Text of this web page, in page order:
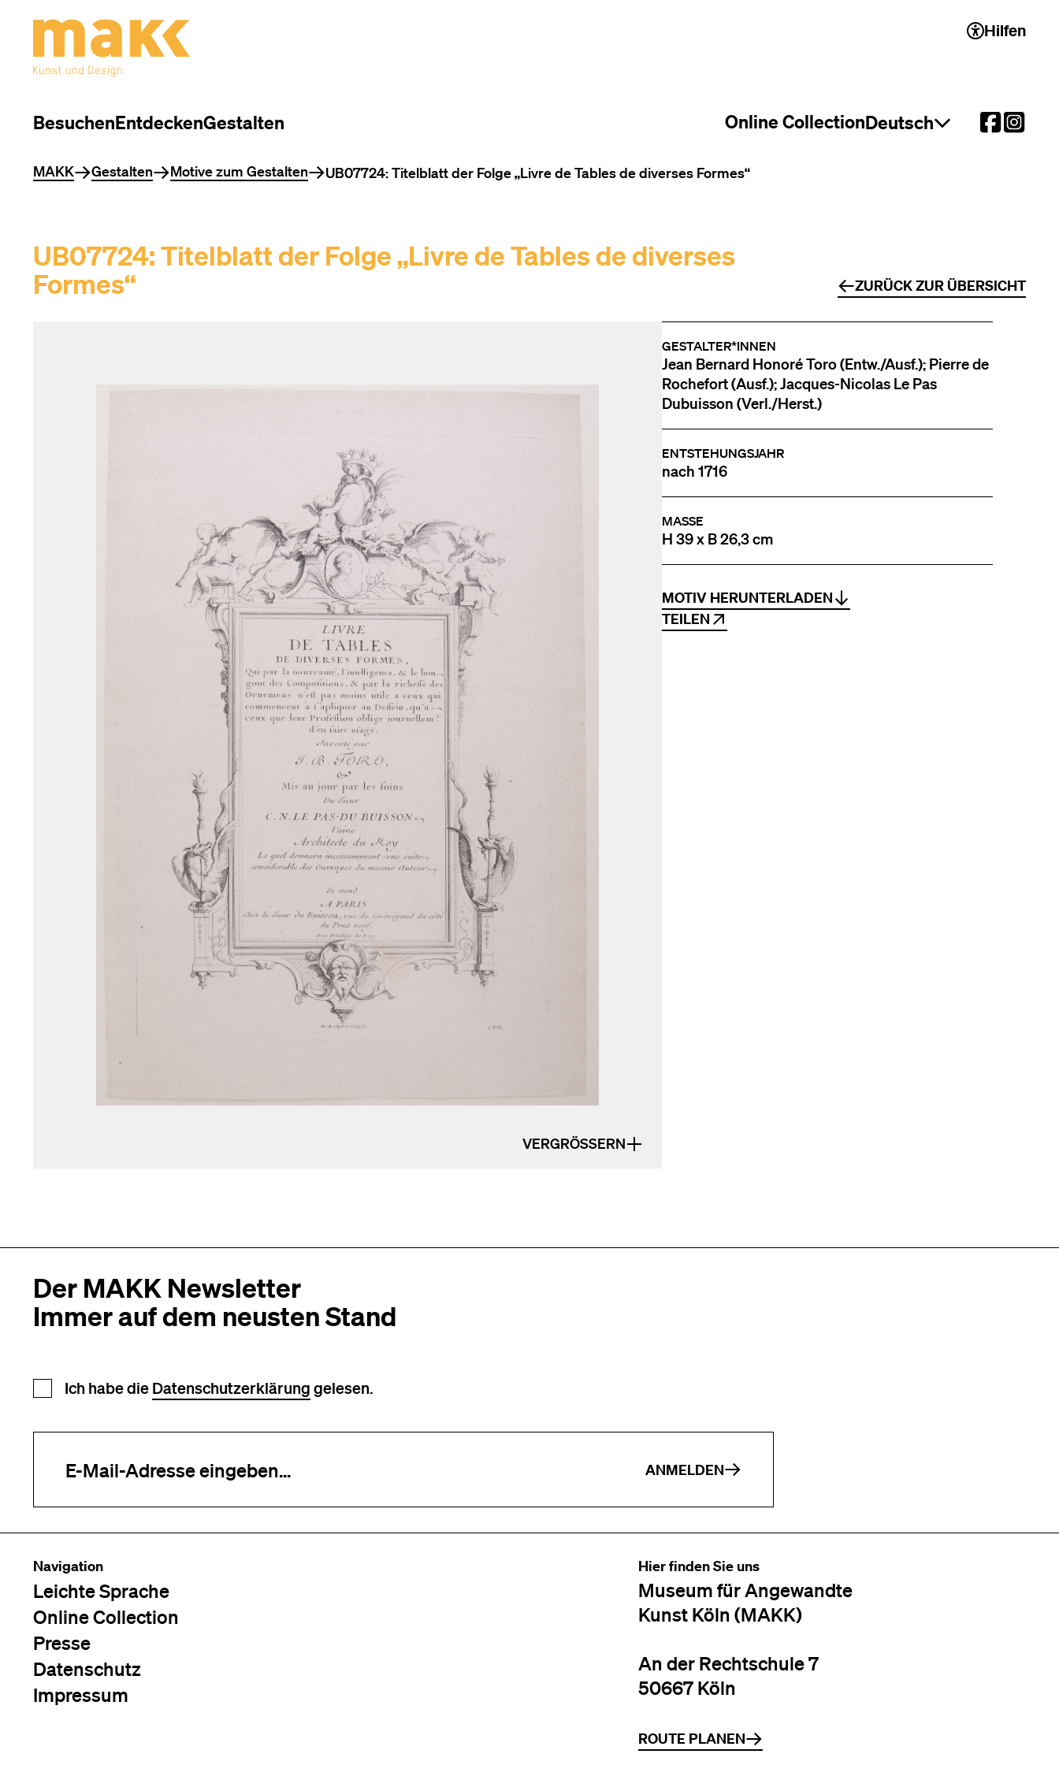
Hilfen
BesuchenEntdeckenGestalten Online CollectionSprachauswahl öffnen
Deutsch
Sie befinden sich hier
MAKK Gestalten Motive zum Gestalten UB07724: Titelblatt der Folge „Livre de Tables de diverses Formes“
UB07724: Titelblatt der Folge „Livre de Tables de diverses
Formes“
ZURÜCK ZUR ÜBERSICHT
VERGRÖSSERN
GESTALTER*INNEN
Jean Bernard Honoré Toro (Entw./Ausf.); Pierre de
Rochefort (Ausf.); Jacques-Nicolas Le Pas
Dubuisson (Verl./Herst.)
ENTSTEHUNGSJAHR
nach 1716
MASSE
H 39 x B 26,3 cm
MOTIV HERUNTERLADEN
TEILEN
Der MAKK Newsletter
Immer auf dem neusten Stand
Newsletter Anmeldung
Ich habe die Datenschutzerklärung gelesen.
ANMELDEN
Navigation
Leichte Sprache
Online Collection
Presse
Datenschutz
Impressum
Hier finden Sie uns
Museum für Angewandte
Kunst Köln (MAKK)
An der Rechtschule 7
50667 Köln
ROUTE PLANEN